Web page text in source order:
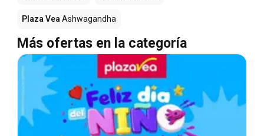
Plaza Vea Ashwagandha
Más ofertas en la categoría